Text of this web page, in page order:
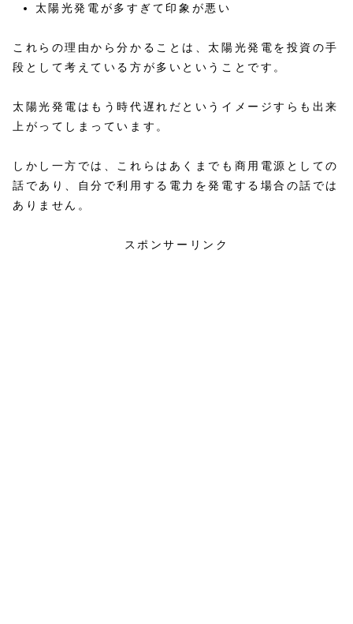
太陽光発電が多すぎて印象が悪い
これらの理由から分かることは、太陽光発電を投資の手
段として考えている方が多いということです。
太陽光発電はもう時代遅れだというイメージすらも出来
上がってしまっています。
しかし一方では、これらはあくまでも商用電源としての
話であり、自分で利用する電力を発電する場合の話では
ありません。
スポンサーリンク